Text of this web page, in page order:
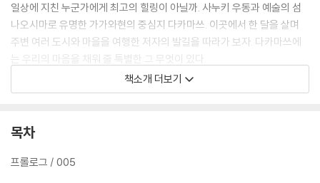
일상에 지친 누군가에게 최고의 힐링이 아닐까. 사누키 우동과 예술의 섬
나오시마로 유명한 가가와현의 중심지 다카마쓰. 이곳에서 한 달을 살며
주변 여러 도시와 마을을 여행한 저자의 발길을 따라가 보자. 다카마쓰에
는 우리의 마음을 채워 줄 특별한 그 무엇이 있다.
도쿄에서 3년을 산 저자는 여행을 통해 만난 사람들에게서 느림의 미학을
세 개로 나뉜 장에서 지역 문화가 집약된 미식(美食)으로 몸과 마음의 허
채우는 ‘아트 테라피’, 그리고 자연을 벗 삼아 하염없이 걸으며 내면을 정돈
책소개 더보기
목차
프롤로그 / 005